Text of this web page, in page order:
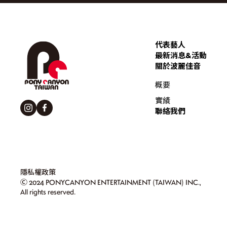
代表藝人
最新消息&活動
關於波麗佳音
概要
實績
聯絡我們
隱私權政策
Ⓒ 2024 PONYCANYON ENTERTAINMENT (TAIWAN) INC.,
All rights reserved.